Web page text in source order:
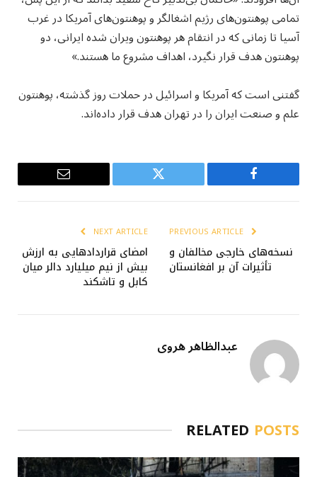
تمامی پوهنتون‌های رژیم اشغالگر و پوهنتون‌های آمریکا در غرب
آسیا تا زمانی که در انتقام هر پوهنتون ویران شده ایرانی، دو
پوهنتون هدف قرار نگیرد، اهداف مشروع ما هستند.»
گفتنی است که آمریکا و اسرائیل در حملات روز گذشته، پوهنتون
علم و صنعت ایران را در تهران هدف قرار داده‌اند.
Facebook
Twitter
Email
نسخه‌های خارجی مخالفان و
تأثیرات آن بر افغانستان
NEXT ARTICLE
امضای قراردادهایی به ارزش
بیش از نیم میلیارد دالر میان
کابل و تاشکند
عبدالظاهر هروی
RELATED POSTS